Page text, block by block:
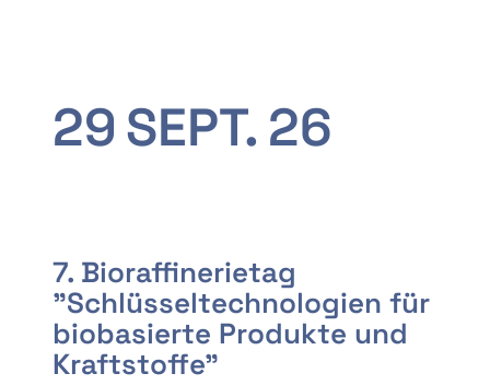
29SEPT. 26
7. Bioraffinerietag
"Schlüsseltechnologien für
biobasierte Produkte und
Kraftstoffe"